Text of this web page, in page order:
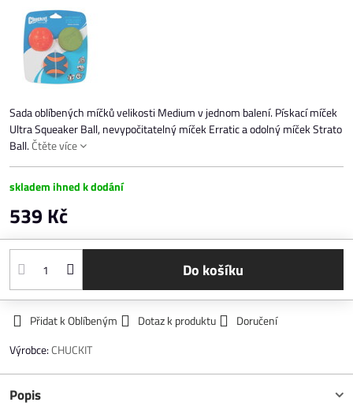
Sada oblíbených míčků velikosti Medium v jednom balení. Pískací míček
Ultra Squeaker Ball, nevypočitatelný míček Erratic a odolný míček Strato
Ball.Čtěte více
skladem ihned k dodání
539 Kč
Do košíku
Přidat k Oblíbeným Dotaz k produktu
Doručení
Výrobce:CHUCKIT
Popis